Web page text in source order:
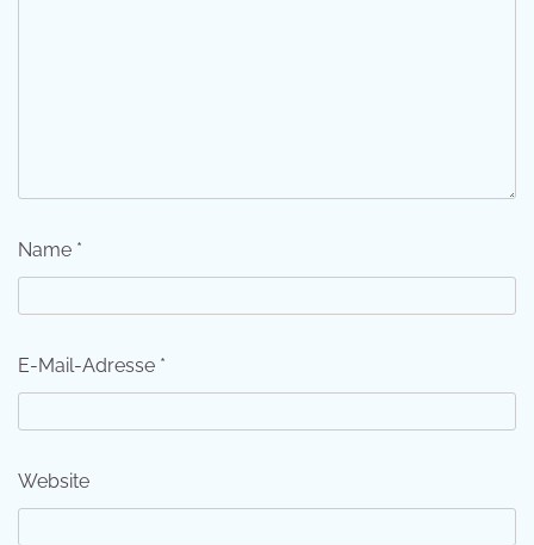
Name *
E-Mail-Adresse *
Website